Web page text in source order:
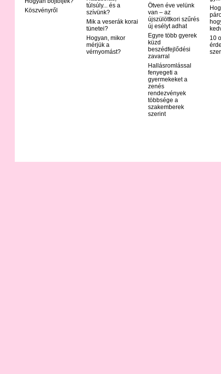
Köszvényről
túlsúly... és a
szívünk?
Mik a veserák korai
tünetei?
Hogyan, mikor
mérjük a
vérnyomást?
Ötven éve velünk
van – az
újszülöttkori szűrés
új esélyt adhat
Egyre több gyerek
küzd
beszédfejlődési
zavarral
Hallásromlással
fenyegeti a
gyermekeket a
zenés
rendezvények
többsége a
szakemberek
szerint
10